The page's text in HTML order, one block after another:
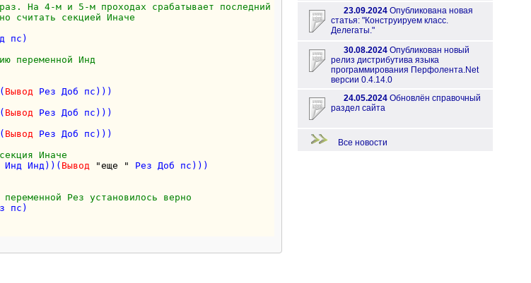
На 4-м и 5-м проходах срабатывает последний пункт оператора ВыборДля
считать секцией Иначе
пс)
переменной Инд
Вывод Рез Доб пс)))
Вывод Рез Доб пс)))
Вывод Рез Доб пс)))
Иначе
Инд Инд))( Вывод "еще "
Рез Доб пс)))
Рез установилось верно
пс)
23.09.2024 Опубликована новая
статья: "Конструируем класс.
Делегаты."
30.08.2024 Опубликован новый
релиз дистрибутива языка
программирования Перфолента.Net
версии 0.4.14.0
24.05.2024 Обновлён справочный
раздел сайта
Все новости